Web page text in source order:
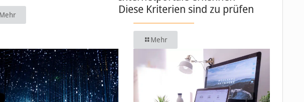
Mehr
Diese Kriterien sind zu prüfen
Mehr